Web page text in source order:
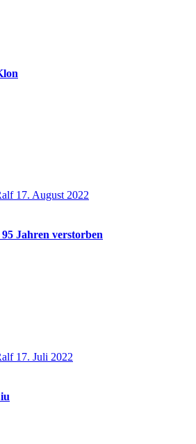
17. August 2022
Jahren verstorben
17. Juli 2022